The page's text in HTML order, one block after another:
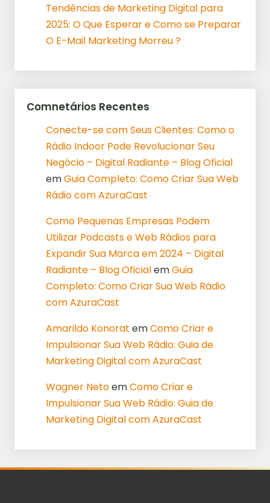
Tendências de Marketing Digital para
2025: O Que Esperar e Como se Preparar
O E-Mail Marketing Morreu ?
Comnetários Recentes
Conecte-se com Seus Clientes: Como o
Rádio Indoor Pode Revolucionar Seu
Negócio – Digital Radiante – Blog Oficial
emGuia Completo: Como Criar Sua Web
Rádio com AzuraCast
Como Pequenas Empresas Podem
Utilizar Podcasts e Web Rádios para
Expandir Sua Marca em 2024 – Digital
Radiante – Blog OficialemGuia
Completo: Como Criar Sua Web Rádio
com AzuraCast
Amarildo Konorat emComo Criar e
Impulsionar Sua Web Rádio: Guia de
Marketing Digital com AzuraCast
Wagner NetoemComo Criar e
Impulsionar Sua Web Rádio: Guia de
Marketing Digital com AzuraCast